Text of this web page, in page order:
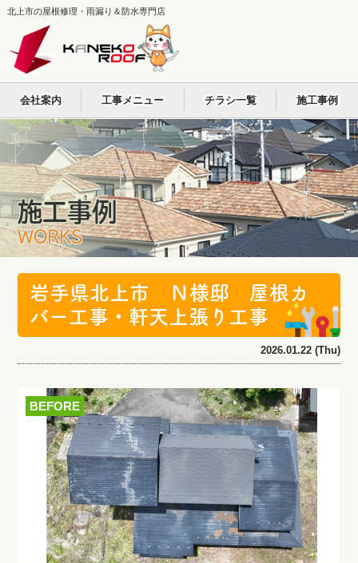
北上市の屋根修理・雨漏り＆防水専門店
会社案内 工事メニュー チラシ一覧 施工事例
施工事例
WORKS
岩手県北上市 Ｎ様邸 屋根カ
バー工事・軒天上張り工事
2026.01.22 (Thu)
BEFORE